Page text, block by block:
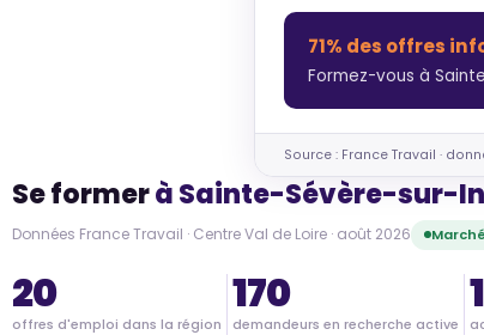
71% des offres
Formez-vous à
Source : France Travail ·
Se formerà Sainte-Sévère-sur-
Données France Travail · Centre Val de Loire · août 2026
20
offres d'emploi dans la région
170
demandeurs en recherche active